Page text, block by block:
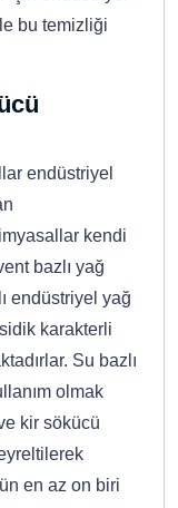
bu temizliği
endüstriyel
kendi
bazlı yağ
endüstriyel yağ
karakterli
Su bazlı
olmak
kir sökücü
en az on biri